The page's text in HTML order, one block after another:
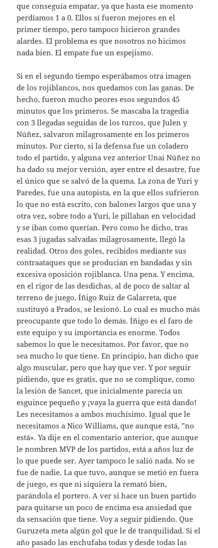
que conseguía empatar, ya que hasta ese momento
perdíamos 1 a 0. Ellos sí fueron mejores en el
primer tiempo, pero tampoco hicieron grandes
alardes. El problema es que nosotros no hicimos
nada bien. El empate fue un espejismo.
Si en el segundo tiempo esperábamos otra imagen
de los rojiblancos, nos quedamos con las ganas. De
hecho, fueron mucho peores esos segundos 45
minutos que los primeros. Se mascaba la tragedia
con 3 llegadas seguidas de los turcos, que Julen y
Núñez, salvaron milagrosamente en los primeros
minutos. Por cierto, si la defensa fue un coladero
todo el partido, y alguna vez anterior Unai Núñez no
ha dado su mejor versión, ayer entre el desastre, fue
el único que se salvó de la quema. La zona de Yuri y
Paredes, fue una autopista, en la que ellos sufrieron
lo que no está escrito, con balones largos que una y
otra vez, sobre todo a Yuri, le pillaban en velocidad
y se iban como querían. Pero como he dicho, tras
esas 3 jugadas salvadas milagrosamente, llegó la
realidad. Otros dos goles, recibidos mediante sus
contraataques que se producian en bandadas y sin
excesiva oposición rojiblanca. Una pena. Y encima,
en el rigor de las desdichas, al de poco de saltar al
terreno de juego, Íñigo Ruiz de Galarreta, que
sustituyó a Prados, se lesionó. Lo cual es mucho más
preocupante que todo lo demás. Íñigo es el faro de
este equipo y su importancia es enorme. Todos
sabemos lo que le necesitamos. Por favor, que no
sea mucho lo que tiene. En principio, han dicho que
algo muscular, pero que hay que ver. Y por seguir
pidiendo, que es gratis, que no se complique, como
la lesión de Sancet, que inicialmente parecía un
esguince pequeño y ¡vaya la guerra que está dando!
Les necesitamos a ambos muchísimo. Igual que le
necesitamos a Nico Williams, que aunque está, ”no
está». Ya dije en el comentario anterior, que aunque
le nombren MVP de los partidos, está a años luz de
lo que puede ser. Ayer tampoco le salió nada. No se
fue de nadie. La que tuvo, aunque se metió en fuera
de juego, es que ni siquiera la remató bien,
parándola el portero. A ver si hace un buen partido
para quitarse un poco de encima esa ansiedad que
da sensación que tiene. Voy a seguir pidiendo. Que
Guruzeta meta algún gol que le dé tranquilidad. Si el
año pasado las enchufaba todas y desde todas las